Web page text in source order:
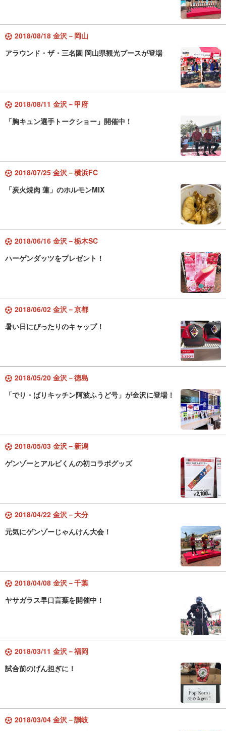
2018/08/18 金沢－岡山
アラウンド・ザ・三名園 岡山県観光ブースが登場
2018/08/11 金沢－甲府
「胸キュン選手トークショー」開催中！
2018/07/25 金沢－横浜FC
「炭火焼肉 蓮」のホルモンMIX
2018/06/16 金沢－栃木SC
ハーゲンダッツをプレゼント！
2018/06/02 金沢－京都
暑い日にぴったりのキャップ！
2018/05/20 金沢－徳島
「でり・ばりキッチン阿波ふうど号」が金沢に登場！
2018/05/03 金沢－新潟
ゲンゾーとアルビくんの初コラボグッズ
2018/04/22 金沢－大分
元気にゲンゾーじゃんけん大会！
2018/04/08 金沢－千葉
ヤサガラス早口言葉を開催中！
2018/03/11 金沢－福岡
試合前のげん担ぎに！
2018/03/04 金沢－讃岐